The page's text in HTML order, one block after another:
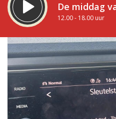
De middag
12.00 - 18.00 uur
STRAKS:
De avond van
18.00 - 19.00 uur
Vorig uur
uur 1